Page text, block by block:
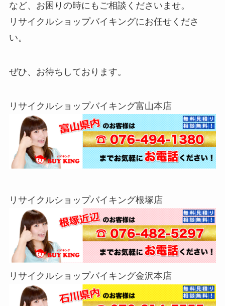
など、お困りの時にもご相談くださいませ。
リサイクルショップバイキングにお任せくださ
い。
ぜひ、お待ちしております。
リサイクルショップバイキング富山本店
リサイクルショップバイキング根塚店
リサイクルショップバイキング金沢本店